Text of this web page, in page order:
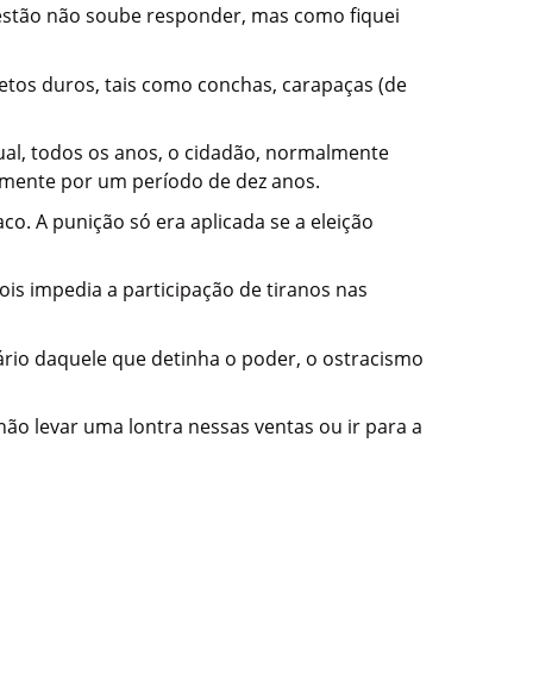
não soube responder, mas como fiquei
duros, tais como conchas, carapaças (de
todos os anos, o cidadão, normalmente
por um período de dez anos.
A punição só era aplicada se a eleição
impedia a participação de tiranos nas
daquele que detinha o poder, o ostracismo
levar uma lontra nessas ventas ou ir para a